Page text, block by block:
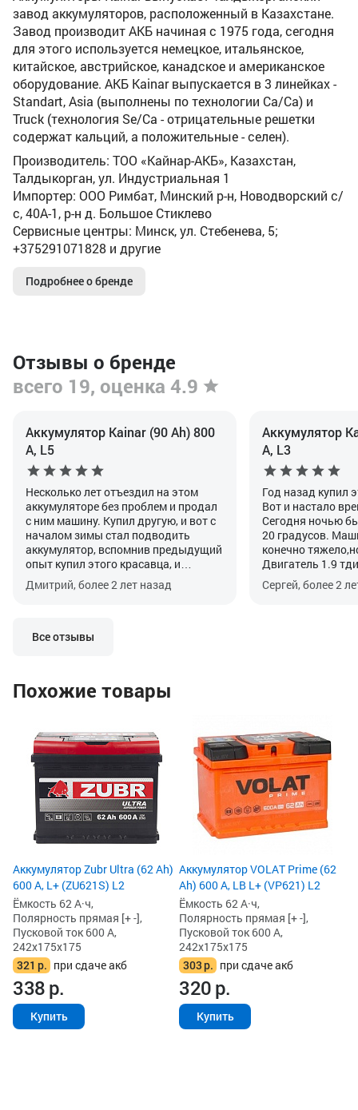
завод аккумуляторов, расположенный в Казахстане.
Завод производит АКБ начиная с 1975 года, сегодня
для этого используется немецкое, итальянское,
китайское, австрийское, канадское и американское
оборудование. АКБ Kainar выпускается в 3 линейках -
Standart, Asia (выполнены по технологии Ca/Ca) и
Truck (технология Se/Ca - отрицательные решетки
содержат кальций, а положительные - селен).
Производитель: ТОО «Кайнар-АКБ», Казахстан,
Талдыкорган, ул. Индустриальная 1
Импортер: ООО Римбат, Минский р-н, Новодворский с/
с, 40А-1, р-н д. Большое Стиклево
Сервисные центры: Минск, ул. Стебенева, 5;
+375291071828 и другие
Подробнее о бренде
Отзывы о бренде
всего 19, оценка 4.9
Аккумулятор Kainar (90 Ah) 800
А, L5
Несколько лет отъездил на этом
аккумуляторе без проблем и продал
с ним машину. Купил другую, и вот с
началом зимы стал подводить
аккумулятор, вспомнив предыдущий
опыт купил этого красавца, и
машину будто подменили, стала
заводиться с пол-оборота.
Дмитрий, более 2 лет назад
Аккумулятор
А, L3
Год назад купил
Вот и настало
Сегодня ночью
20 градусов.
конечно
Двигатель 1.9
его можно лишь
Сергей, более 2
Все отзывы
Похожие товары
Аккумулятор Zubr Ultra (62 Ah)
600 А, L+ (ZU621S) L2
Ёмкость 62 А·ч,
Полярность прямая [+ -],
Пусковой ток 600 А,
242x175x175
321 р. при сдаче акб
338р.
Купить
Аккумулятор VOLAT Prime (62
Ah) 600 А, LB L+ (VP621) L2
Ёмкость 62 А·ч,
Полярность прямая [+ -],
Пусковой ток 600 А,
242x175x175
303р. при сдаче акб
320р.
Купить